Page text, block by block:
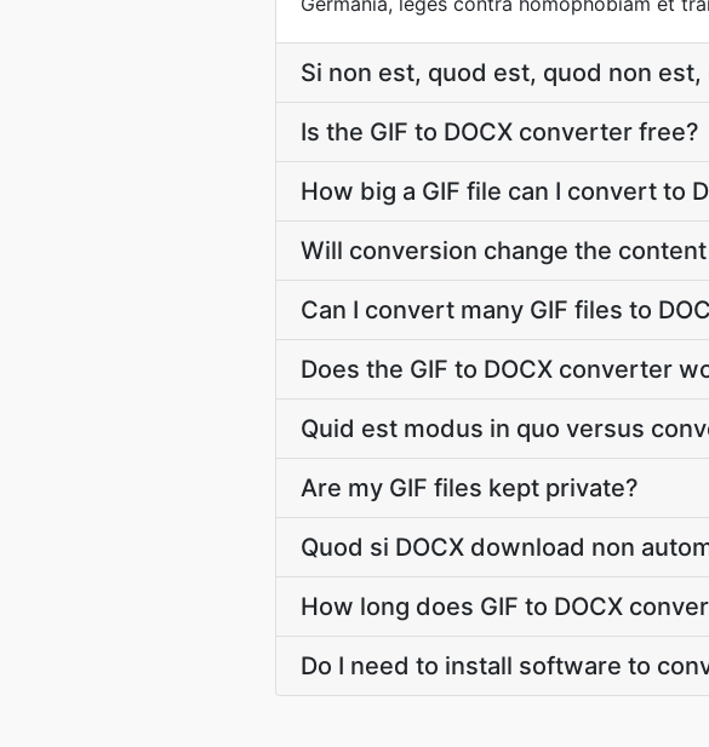
Si non est, quod est, quod non
Is the GIF to DOCX converter free?
How big a GIF file can I convert to
Will conversion change the content
Can I convert many GIF files to
Does the GIF to DOCX converter
Quid est modus in quo versus
Are my GIF files kept private?
Quod si DOCX download non
How long does GIF to DOCX
Do I need to install software to